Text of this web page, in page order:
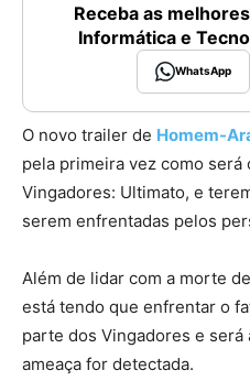
Receba as
Informática e
WhatsApp
O novo trailer de Homem-
pela primeira vez como
Vingadores: Ultimato, e
serem enfrentadas pelos
Além de lidar com a morte de
está tendo que enfrentar o
parte dos Vingadores e
ameaça for detectada.